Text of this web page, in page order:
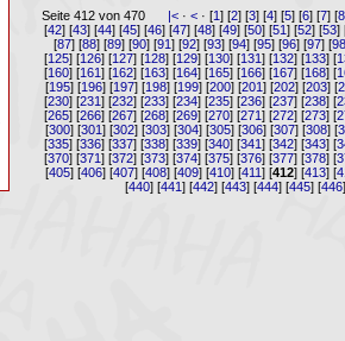
Seite 412 von 470 |< ·< · [1] [2] [3] [4] [5] [6] [7] [8
[42] [43] [44] [45] [46] [47] [48] [49] [50] [51] [52] [53]
[87] [88] [89] [90] [91] [92] [93] [94] [95] [96] [97] [
[125] [126] [127] [128] [129] [130] [131] [132] [133] [
[160] [161] [162] [163] [164] [165] [166] [167] [168] [
[195] [196] [197] [198] [199] [200] [201] [202] [203] [
[230] [231] [232] [233] [234] [235] [236] [237] [238] [
[265] [266] [267] [268] [269] [270] [271] [272] [273] [
[300] [301] [302] [303] [304] [305] [306] [307] [308] [
[335] [336] [337] [338] [339] [340] [341] [342] [343] [
[370] [371] [372] [373] [374] [375] [376] [377] [378] [
[405] [406] [407] [408] [409] [410] [411] [412] [413] [
[440] [441 ] [442] [443] [444] [445] [446